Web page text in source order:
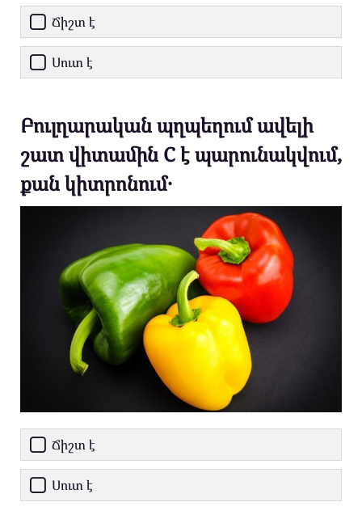
Ճիշտ է
Սուտ է
Բուլղարական պղպեղում ավելի
շատ վիտամին C է պարունակվում,
քան կիտրոնում․
Ճիշտ է
Սուտ է